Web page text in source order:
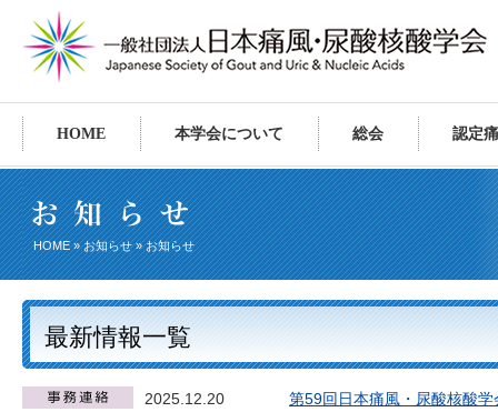
HOME 本学会について 総会 認定
HOME»お知らせ» お知らせ
最新情報一覧
2025.12.20 第59回日本痛風・尿酸核酸